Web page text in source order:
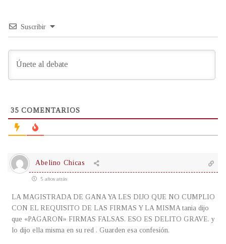
Suscribir
35 COMENTARIOS
Abelino Chicas
5 años atrás
LA MAGISTRADA DE GANA YA LES DIJO QUE NO CUMPLIO
CON EL REQUISITO DE LAS FIRMAS Y LA MISMA tania dijo
que «PAGARON» FIRMAS FALSAS. ESO ES DELITO GRAVE. y
lo dijo ella misma en su red . Guarden esa confesión.